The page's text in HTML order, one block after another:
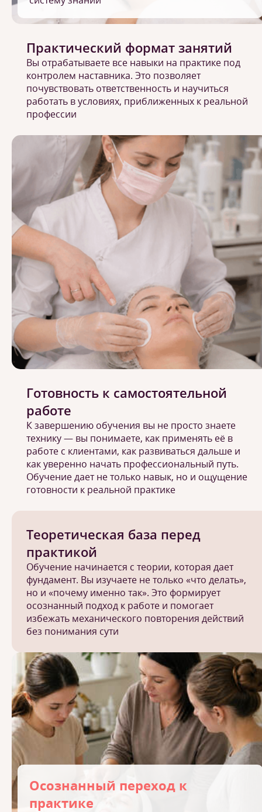
Теоретическая база перед
практикой
Обучение начинается с теории, которая дает
фундамент. Вы изучаете не только «что делать»,
но и «почему именно так». Это формирует
осознанный подход к работе и помогает
избежать механического повторения действий
без понимания сути
Осознанный переход к
практике
Практический формат занятий
Вы отрабатываете все навыки на практике под
контролем наставника. Это позволяет
почувствовать ответственность и научиться
работать в условиях, приближенных к реальной
профессии
Готовность к самостоятельной
работе
К завершению обучения вы не просто знаете
технику — вы понимаете, как применять её в
работе с клиентами, как развиваться дальше и
как уверенно начать профессиональный путь.
Обучение дает не только навык, но и ощущение
готовности к реальной практике